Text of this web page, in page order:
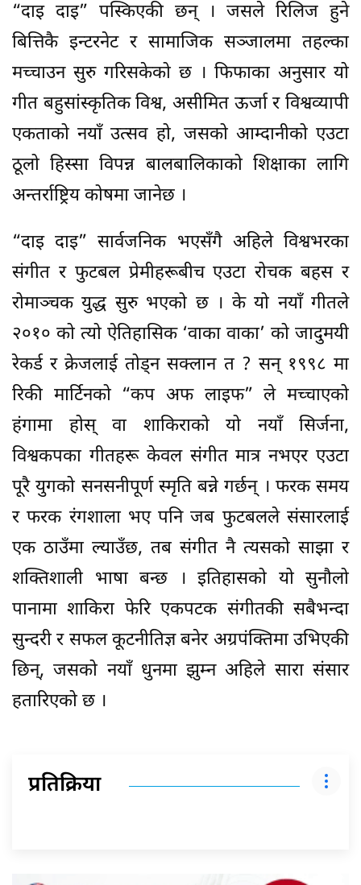
“दाइ दाइ” पस्किएकी छन् । जसले रिलिज हुने
बित्तिकै इन्टरनेट र सामाजिक सञ्जालमा तहल्का
मच्चाउन सुरु गरिसकेको छ । फिफाका अनुसार यो
गीत बहुसांस्कृतिक विश्व, असीमित ऊर्जा र विश्वव्यापी
एकताको नयाँ उत्सव हो, जसको आम्दानीको एउटा
ठूलो हिस्सा विपन्न बालबालिकाको शिक्षाका लागि
अन्तर्राष्ट्रिय कोषमा जानेछ ।
“दाइ दाइ” सार्वजनिक भएसँगै अहिले विश्वभरका
संगीत र फुटबल प्रेमीहरूबीच एउटा रोचक बहस र
रोमाञ्चक युद्ध सुरु भएको छ । के यो नयाँ गीतले
२०१० को त्यो ऐतिहासिक ‘वाका वाका’ को जादुमयी
रेकर्ड र क्रेजलाई तोड्न सक्लान त ? सन् १९९८ मा
रिकी मार्टिनको “कप अफ लाइफ” ले मच्चाएको
हंगामा होस् वा शाकिराको यो नयाँ सिर्जना,
विश्वकपका गीतहरू केवल संगीत मात्र नभएर एउटा
पूरै युगको सनसनीपूर्ण स्मृति बन्ने गर्छन् । फरक समय
र फरक रंगशाला भए पनि जब फुटबलले संसारलाई
एक ठाउँमा ल्याउँछ, तब संगीत नै त्यसको साझा र
शक्तिशाली भाषा बन्छ । इतिहासको यो सुनौलो
पानामा शाकिरा फेरि एकपटक संगीतकी सबैभन्दा
सुन्दरी र सफल कूटनीतिज्ञ बनेर अग्रपंक्तिमा उभिएकी
छिन्, जसको नयाँ धुनमा झुम्न अहिले सारा संसार
हतारिएको छ ।
प्रतिक्रिया